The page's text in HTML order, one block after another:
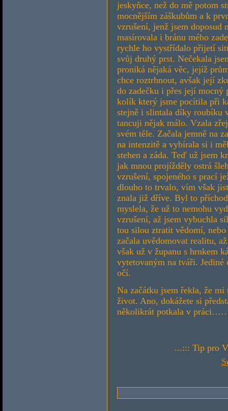
jeskyňce, než do mě potom
mocnějším záškubům a k
vzrušení, jenž jsem doposud
masírovala i bránu mého
rychle ho vystřídalo přijetí
svůj druhý prst. Nečekala
proniká nějaká věc, jejíž
chce roztrhnout, avšak její
do zadečku i přes její
kolík který jsme pocítila při
stejně i slintala díky roubíku
tancuji nějak málo. Vzala
svém těle. Začala jemně na
na intenzitě a vybírala si i
stehen a záda. Teď už jsem
jak mnou projížděly ostrá
vzrušení, spojeného s prací
dlouho to trvalo, vím však
znala již dříve. Byl to
myslela, že už to nemohu
vzrušení, až jsem vybuchla
tou silou ztratit vědomí,
začala uvědomovat realitu,
však už v županu s hrnkem
vytetovaným na tváři.
očí.
Na začátku jsem řekla, že
život. Ano, dokážete si
několikrát potkala v
...::: Tip pro